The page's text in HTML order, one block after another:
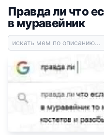
Правда ли что
в муравейник